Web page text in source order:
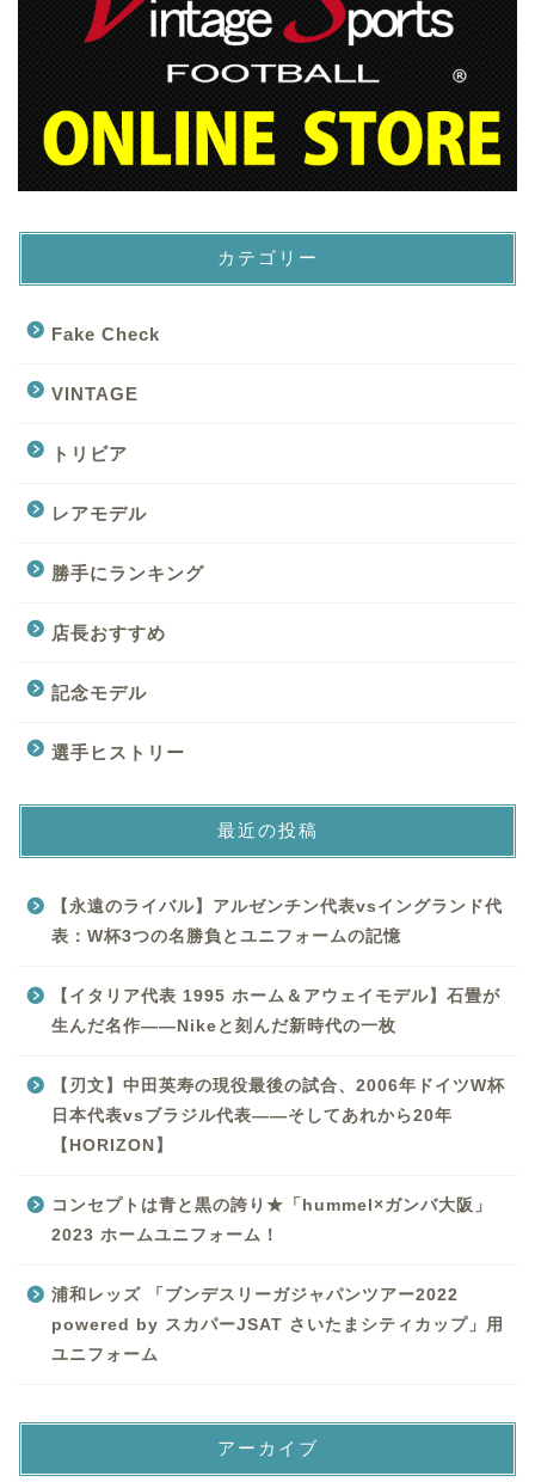
カテゴリー
Fake Check
VINTAGE
トリビア
レアモデル
勝手にランキング
店長おすすめ
記念モデル
選手ヒストリー
最近の投稿
【永遠のライバル】アルゼンチン代表vsイングランド代
表：W杯3つの名勝負とユニフォームの記憶
【イタリア代表 1995 ホーム＆アウェイモデル】石畳が
生んだ名作——Nikeと刻んだ新時代の一枚
【刃文】中田英寿の現役最後の試合、2006年ドイツW杯
日本代表vsブラジル代表——そしてあれから20年
【HORIZON】
コンセプトは青と黒の誇り★「hummel×ガンバ大阪」
2023 ホームユニフォーム！
浦和レッズ 「ブンデスリーガジャパンツアー2022
powered by スカパーJSAT さいたまシティカップ」用
ユニフォーム
アーカイブ